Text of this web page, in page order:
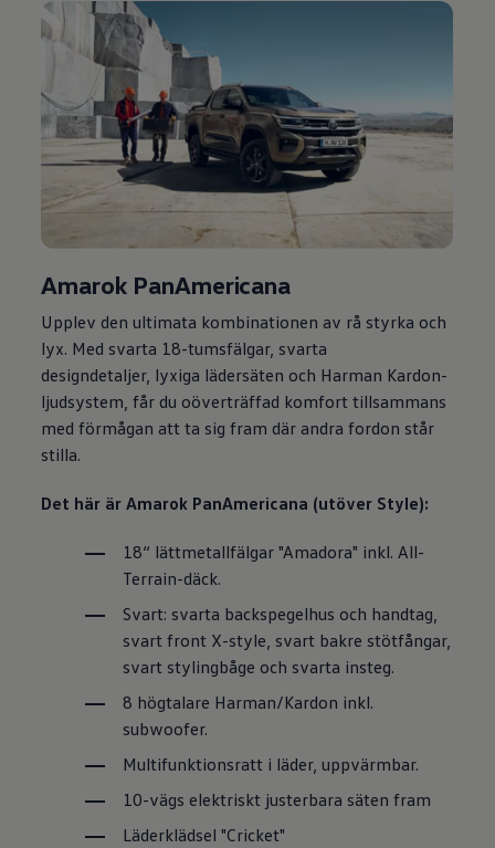
Amarok PanAmericana
Upplev den ultimata kombinationen av rå styrka och
lyx. Med svarta 18-tumsfälgar, svarta
designdetaljer, lyxiga lädersäten och Harman Kardon-
ljudsystem, får du oöverträffad komfort tillsammans
med förmågan att ta sig fram där andra fordon står
stilla.
Det här är Amarok PanAmericana (utöver Style):
18“ lättmetallfälgar "Amadora" inkl. All-
Terrain-däck.
Svart: svarta backspegelhus och handtag,
svart front X-style, svart bakre stötfångar,
svart stylingbåge och svarta insteg.
8 högtalare Harman/Kardon inkl.
subwoofer.
Multifunktionsratt i läder, uppvärmbar.
10-vägs elektriskt justerbara säten fram
Läderklädsel "Cricket"